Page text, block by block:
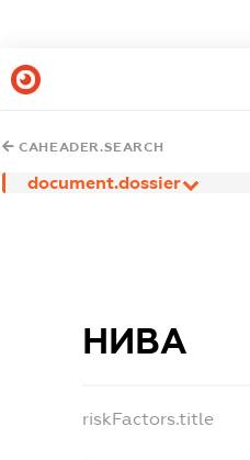
CAHEADER.SEARCH
document.dossier
НИВА
riskFactors.title